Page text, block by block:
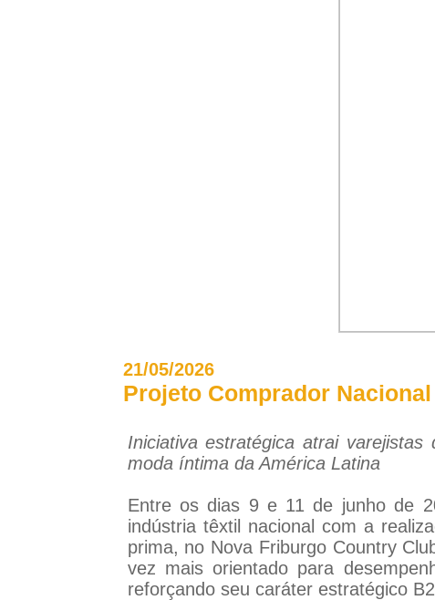
21/05/2026
Projeto Comprador
Iniciativa estratégica atrai
moda íntima da América Latina
Entre os dias 9 e 11 de junho de
indústria têxtil nacional com a
prima, no Nova Friburgo Country
vez mais orientado para
reforçando seu caráter estratégico